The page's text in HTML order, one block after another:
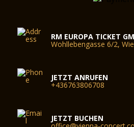
RM EUROPA TICKET
Wohllebengasse 6/2,
JETZT ANRUFEN
+436763806708
JETZT BUCHEN